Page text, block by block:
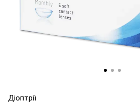
Діоптрії